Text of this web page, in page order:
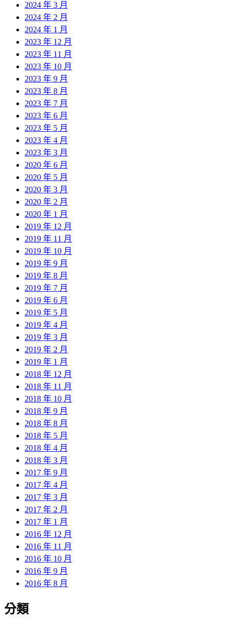
2024 年 3 月
2024 年 2 月
2024 年 1 月
2023 年 12 月
2023 年 11 月
2023 年 10 月
2023 年 9 月
2023 年 8 月
2023 年 7 月
2023 年 6 月
2023 年 5 月
2023 年 4 月
2023 年 3 月
2020 年 6 月
2020 年 5 月
2020 年 3 月
2020 年 2 月
2020 年 1 月
2019 年 12 月
2019 年 11 月
2019 年 10 月
2019 年 9 月
2019 年 8 月
2019 年 7 月
2019 年 6 月
2019 年 5 月
2019 年 4 月
2019 年 3 月
2019 年 2 月
2019 年 1 月
2018 年 12 月
2018 年 11 月
2018 年 10 月
2018 年 9 月
2018 年 8 月
2018 年 5 月
2018 年 4 月
2018 年 3 月
2017 年 9 月
2017 年 4 月
2017 年 3 月
2017 年 2 月
2017 年 1 月
2016 年 12 月
2016 年 11 月
2016 年 10 月
2016 年 9 月
2016 年 8 月
分類